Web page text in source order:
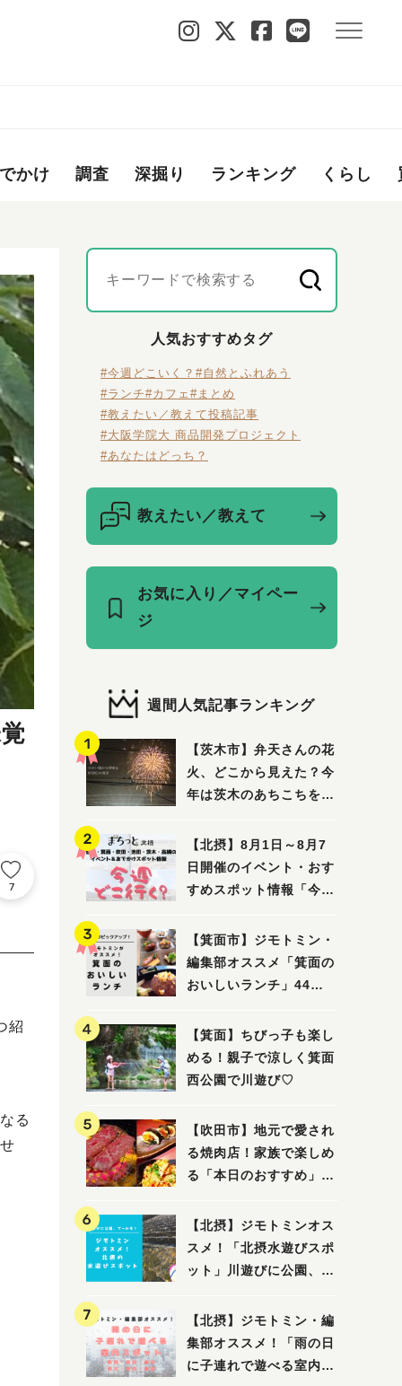
かけ 調査 深掘り ランキング くらし
7
紹
る
人気おすすめタグ
#今週どこいく？ #自然とふれあう
#ランチ#カフェ #まとめ
#教えたい／教えて投稿記事
#大阪学院大 商品開発プロジェクト
#あなたはどっち？
教えたい／教えて
お気に入り／マイペー
ジ
週間人気記事ランキング
【茨木市】弁天さんの花
火、どこから見えた？今
年は茨木のあちこちを巡
【北摂】8月1日～8月7
日開催のイベント・おす
すめスポット情報「今週
面・吹田・池田・茨木・
高槻）
【箕面市】ジモトミン・
編集部オススメ「箕面の
おいしいランチ」44
から穴場まで！〜
【箕面】ちびっ子も楽し
める！親子で涼しく箕面
西公園で川遊び♡
【吹田市】地元で愛され
る焼肉店！家族で楽しめ
る「本日のおすすめ」で
【北摂】ジモトミンオス
スメ！「北摂水遊びスポ
ット」川遊びに公園、プ
吹田・茨木・高槻）
【北摂】ジモトミン・編
集部オススメ！「雨の日
に子連れで遊べる室内ス